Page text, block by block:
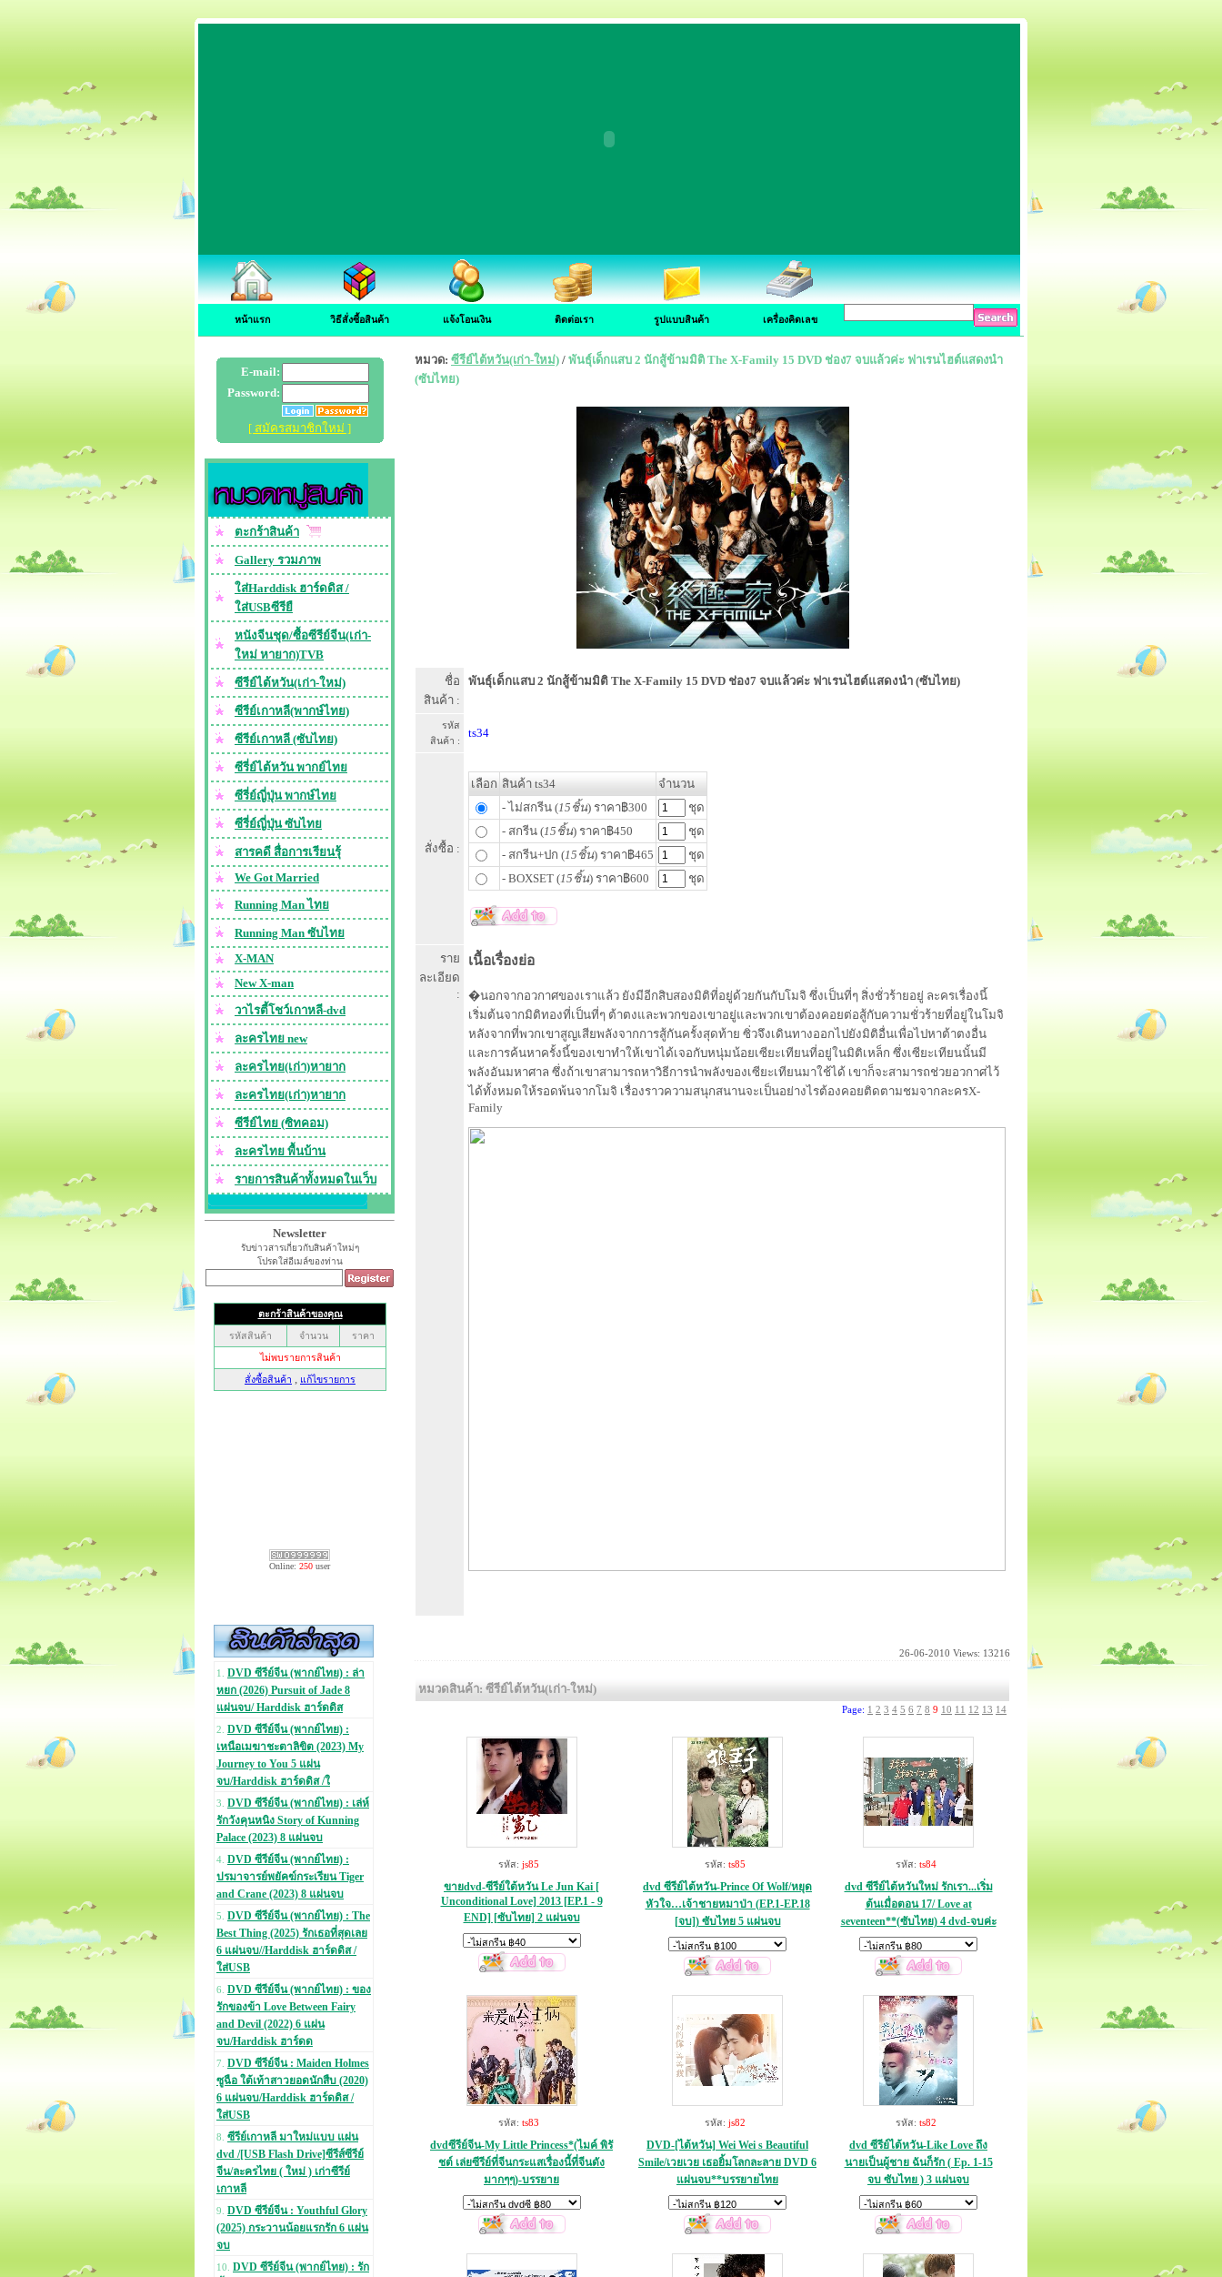
หน้าแรก วิธีสั่งซื้อสินค้า แจ้งโอนเงิน ติดต่อเรา รูปแบบสินค้า เครื่องคิดเลข
E-mail:
Password:
[ สมัครสมาชิกใหม่ ]
ตะกร้าสินค้า
Gallery รวมภาพ
ใส่Harddisk ฮาร์ดดิส /
ใส่USBซีรียื
หนังจีนชุด/ซื้อซีรีย์จีน(เก่า-
ใหม่ หายาก)TVB
ซีรีย์ไต้หวัน(เก่า-ใหม่)
ซีรีย์เกาหลี(พากษ์ไทย)
ซีรีย์เกาหลี (ซับไทย)
ซีรี่ย์ไต้หวัน พากย์ไทย
ซีรี่ย์ญี่ปุ่น พากษ์ไทย
ซีรี่ย์ญี่ปุ่น ซับไทย
สารคดี สื่อการเรียนรุ้
We Got Married
Running Man ไทย
Running Man ซับไทย
X-MAN
New X-man
วาไรตี้โชว์เกาหลี-dvd
ละครไทย new
ละครไทย(เก่า)หายาก
ละครไทย(เก่า)หายาก
ซีรีย์ไทย (ซิทคอม)
ละครไทย พื้นบ้าน
รายการสินค้าทั้งหมดในเว็บ
Newsletter
รับข่าวสารเกี่ยวกับสินค้าใหม่ๆ
โปรดใส่อีเมล์ของท่าน
Online: 250 user
1. DVD ซีรีย์จีน (พากย์ไทย) : ล่า
หยก (2026) Pursuit of Jade 8
แผ่นจบ/ Harddisk ฮาร์ดดิส
2. DVD ซีรีย์จีน (พากย์ไทย) :
เหนือเมฆาชะตาลิขิต (2023) My
Journey to You 5 แผ่น
จบ/Harddisk ฮาร์ดดิส /ใ
3. DVD ซีรีย์จีน (พากย์ไทย) : เล่ห์
รักวังคุนหนิง Story of Kunning
Palace (2023) 8 แผ่นจบ
4. DVD ซีรีย์จีน (พากย์ไทย) :
ปรมาจารย์พยัคฆ์กระเรียน Tiger
and Crane (2023) 8 แผ่นจบ
5. DVD ซีรีย์จีน (พากย์ไทย) : The
Best Thing (2025) รักเธอที่สุดเลย
6 แผ่นจบ//Harddisk ฮาร์ดดิส /
ใส่USB
6. DVD ซีรีย์จีน (พากย์ไทย) : ของ
รักของข้า Love Between Fairy
and Devil (2022) 6 แผ่น
จบ/Harddisk ฮาร์ดด
7. DVD ซีรีย์จีน : Maiden Holmes
ซูฉือ ใต้เท้าสาวยอดนักสืบ (2020)
6 แผ่นจบ/Harddisk ฮาร์ดดิส /
ใส่USB
8. ซีรีย์เกาหลี มาใหม่แบบ แผ่น
dvd /[USB Flash Drive]ซีรีส์ซีรีย์
จีน/ละครไทย ( ใหม่ ) เก่าซีรีย์
เกาหลี
9. DVD ซีรีย์จีน : Youthful Glory
(2025) กระวานน้อยแรกรัก 6 แผ่น
จบ
10. DVD ซีรีย์จีน (พากย์ไทย) : รัก
หมวด: ซีรีย์ไต้หวัน(เก่า-ใหม่) / พันธุ์เด็กแสบ 2 นักสู้ข้ามมิติ The X-Family 15 DVD ช่อง7 จบแล้วค่ะ ฟาเรนไฮต์แสดงนำ
(ซับไทย)
ชื่อ
สินค้า :
พันธุ์เด็กแสบ 2 นักสู้ข้ามมิติ The X-Family 15 DVD ช่อง7 จบแล้วค่ะ ฟาเรนไฮต์แสดงนำ (ซับไทย)
รหัส
สินค้า :
ts34
สั่งซื้อ :
เลือก สินค้า ts34
จำนวน
- ไม่สกรีน (15ชิ้น) ราคา฿300
ชุด
- สกรีน (15ชิ้น) ราคา฿450
ชุด
- สกรีน+ปก (15ชิ้น) ราคา฿465
ชุด
- BOXSET (15ชิ้น) ราคา฿600 ชุด
ราย
ละเอียด
:
เนื้อเรื่องย่อ
�นอกจากอวกาศของเราแล้ว ยังมีอีกสิบสองมิติที่อยู่ด้วยกันกับโมจิ ซึ่งเป็นที่ๆ สิ่งชั่วร้ายอยู่ ละครเรื่องนี้
เริ่มต้นจากมิติทองที่เป็นที่ๆ ต้าตงและพวกของเขาอยู่และพวกเขาต้องคอยต่อสู้กับความชั่วร้ายที่อยู่ในโมจิ
หลังจากที่พวกเขาสูญเสียพลังจากการสู้กันครั้งสุดท้าย ซิ่วจึงเดินทางออกไปยังมิติอื่นเพื่อไปหาต้าตงอื่น
และการค้นหาครั้งนี้ของเขาทำให้เขาได้เจอกับหนุ่มน้อยเซียะเทียนที่อยู่ในมิติเหล็ก ซึ่งเซียะเทียนนั้นมี
พลังอันมหาศาล ซึ่งถ้าเขาสามารถหาวิธีการนำพลังของเซียะเทียนมาใช้ได้ เขาก็จะสามารถช่วยอวกาศไว้
ได้ทั้งหมดให้รอดพ้นจากโมจิ เรื่องราวความสนุกสนานจะเป็นอย่างไรต้องคอยติดตามชมจากละครX-
Family
26-06-2010 Views: 13216
หมวดสินค้า: ซีรีย์ไต้หวัน(เก่า-ใหม่)
Page: 1 2 3 4 5 6 7 8 9 10 11 12 13 14
รหัส: js85
ขายdvd-ซีรีย์ใต้หวัน Le Jun Kai [
Unconditional Love] 2013 [EP.1 - 9
END] [ซับไทย] 2 แผ่นจบ
รหัส: ts85
dvd ซีรีย์ไต้หวัน-Prince Of Wolf/หยุด
หัวใจ…เจ้าชายหมาป่า (EP.1-EP.18
[จบ]) ซับไทย 5 แผ่นจบ
รหัส: ts84
dvd ซีรีย์ไต้หวันใหม่ รักเรา...เริ่ม
ต้นเมื่อตอน 17/ Love at
seventeen**(ซับไทย) 4 dvd-จบค่ะ
รหัส: ts83
dvdซีรีย์จีน-My Little Princess*(ไมค์ พิรั
ชต์ เล่ยซีรีย์ที่จีนกระแสเรื่องนี้ที่จีนดัง
มากๆๆ)-บรรยาย
รหัส: js82
DVD-[ไต้หวัน] Wei Wei s Beautiful
Smile/เวยเวย เธอยิ้มโลกละลาย DVD 6
แผ่นจบ**บรรยายไทย
รหัส: ts82
dvd ซีรีย์ไต้หวัน-Like Love ถึง
นายเป็นผู้ชาย ฉันก็รัก ( Ep. 1-15
จบ ซับไทย ) 3 แผ่นจบ